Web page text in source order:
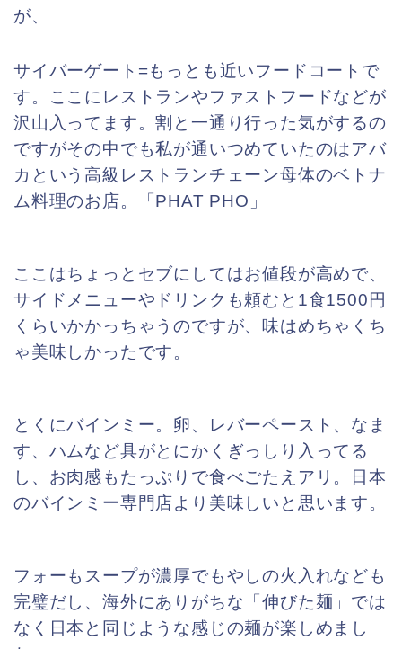
が、
サイバーゲート=もっとも近いフードコートで
す。ここにレストランやファストフードなどが
沢山入ってます。割と一通り行った気がするの
ですがその中でも私が通いつめていたのはアバ
カという高級レストランチェーン母体のベトナ
ム料理のお店。「PHAT PHO」
ここはちょっとセブにしてはお値段が高めで、
サイドメニューやドリンクも頼むと 1食1500円
くらいかかっちゃうのですが、味はめちゃくち
ゃ美味しかったです。
とくにバインミー。卵、レバーペースト、なま
す、ハムなど具がとにかくぎっしり入ってる
し、お肉感もたっぷりで食べごたえアリ。日本
のバインミー専門店より美味しいと思います。
フォーもスープが濃厚でもやしの火入れなども
完璧だし、海外にありがちな「伸びた麺」では
なく日本と同じような感じの麺が楽しめまし